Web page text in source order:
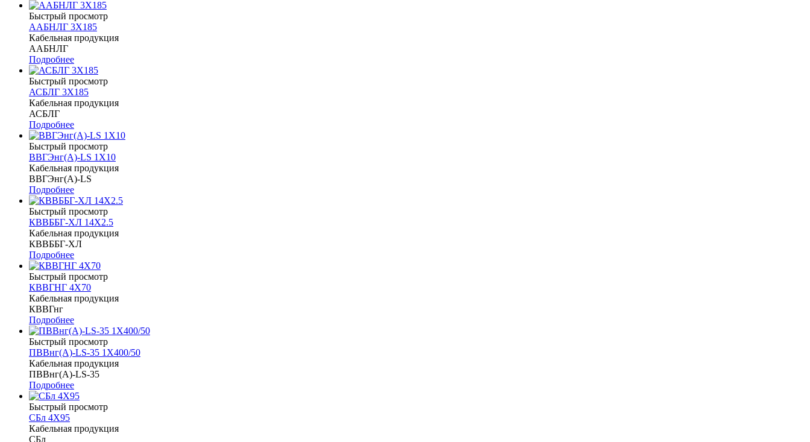
Быстрый просмотр
ААБНЛГ 3Х185
Кабельная продукция
ААБНЛГ
Подробнее
Быстрый просмотр
АСБЛГ 3Х185
Кабельная продукция
АСБЛГ
Подробнее
Быстрый просмотр
ВВГЭнг(A)-LS 1Х10
Кабельная продукция
ВВГЭнг(A)-LS
Подробнее
Быстрый просмотр
КВВББГ-ХЛ 14Х2.5
Кабельная продукция
КВВББГ-ХЛ
Подробнее
Быстрый просмотр
КВВГНГ 4Х70
Кабельная продукция
КВВГнг
Подробнее
Быстрый просмотр
ПВВнг(А)-LS-35 1Х400/50
Кабельная продукция
ПВВнг(А)-LS-35
Подробнее
Быстрый просмотр
СБл 4Х95
Кабельная продукция
СБл